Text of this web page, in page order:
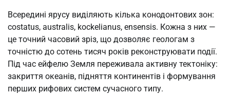
Всередині ярусу виділяють кілька конодонтових зон:
costatus, australis, kockelianus, ensensis. Кожна з них —
це точний часовий зріз, що дозволяє геологам з
точністю до сотень тисяч років реконструювати події.
Під час ейфелю Земля переживала активну тектоніку:
закриття океанів, підняття континентів і формування
перших рифових систем сучасного типу.